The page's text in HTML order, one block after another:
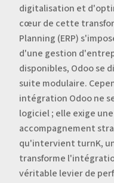
digitalisation et
cœur de cette
Planning (ERP)
d'une gestion
disponibles, Odoo se
suite modulaire.
intégration Odoo ne
logiciel ; elle exige
accompagnement
qu'intervient turnK,
transforme
véritable levier de